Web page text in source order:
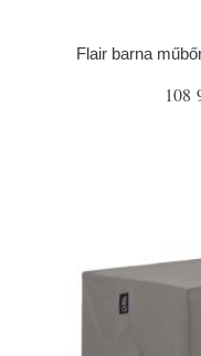
Flair barna
108